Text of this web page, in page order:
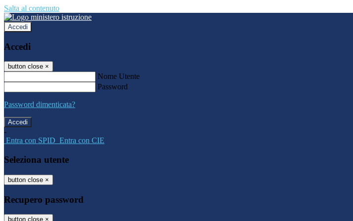
Salta al contenuto
Accedi
Accedi
button close ×
Nome Utente
Password
Password dimenticata?
-
Entra con SPID Entra con CIE
Seleziona utente
button close ×
Recupero password
button close ×